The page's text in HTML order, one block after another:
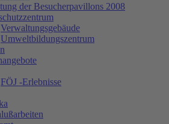
der Besucherpavillons 2008
Verwaltungsgebäude
Umweltbildungszentrum
FÖJ -Erlebnisse